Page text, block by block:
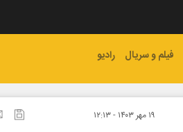
فیلم و سریال رادیو
۱۹ مهر ۱۴۰۳ - ۱۲:۱۳